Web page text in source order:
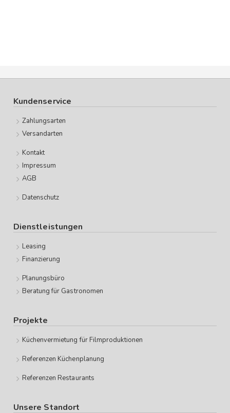
Kundenservice
Zahlungsarten
Versandarten
Kontakt
Impressum
AGB
Datenschutz
Dienstleistungen
Leasing
Finanzierung
Planungsbüro
Beratung für Gastronomen
Projekte
Küchenvermietung für Filmproduktionen
Referenzen Küchenplanung
Referenzen Restaurants
Unsere Standort